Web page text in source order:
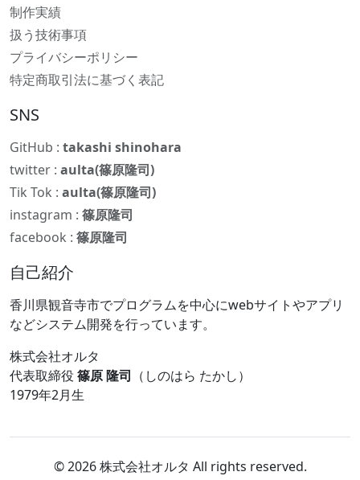
制作実績
扱う技術事項
プライバシーポリシー
特定商取引法に基づく表記
SNS
GitHub : takashi shinohara
twitter : aulta(篠原隆司)
Tik Tok : aulta(篠原隆司)
instagram : 篠原隆司
facebook : 篠原隆司
自己紹介
香川県観音寺市でプログラムを中心にwebサイトやアプリ
などシステム開発を行っています。
株式会社オルタ
代表取締役 篠原 隆司 （しのはら たかし）
1979年2月生
© 2026 株式会社オルタ All rights reserved.